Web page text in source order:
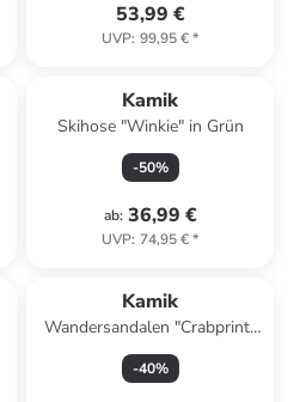
53,99 €
UVP: 99,95 €*
Kamik
Skihose "Winkie" in Grün
-50%
ab: 36,99 €
UVP: 74,95 €*
Kamik
Wandersandalen "Crabprint"
in Pink
-40%